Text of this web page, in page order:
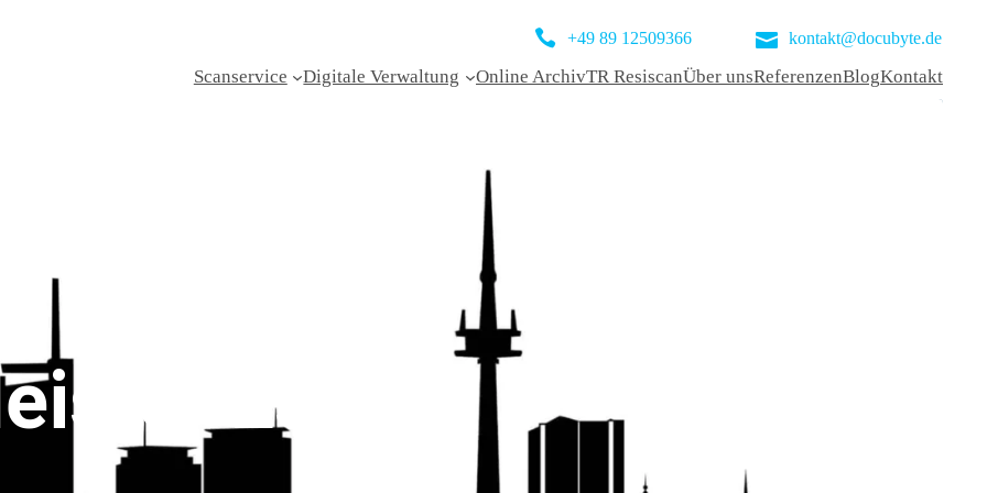
+49 89 12509366 kontakt@docubyte.de
Scanservice Digitale Verwaltung Online ArchivTR ResiscanÜber unsReferenzenBlogKontakt
Essen